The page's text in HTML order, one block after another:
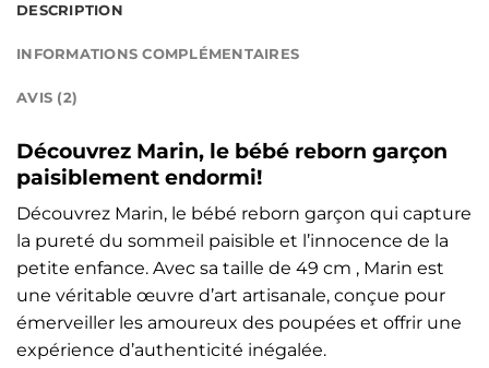
DESCRIPTION
INFORMATIONS COMPLÉMENTAIRES
AVIS (2)
Découvrez Marin, le bébé reborn garçon
paisiblement endormi!
Découvrez Marin, le bébé reborn garçon qui capture
la pureté du sommeil paisible et l’innocence de la
petite enfance. Avec sa taille de 49 cm , Marin est
une véritable œuvre d’art artisanale, conçue pour
émerveiller les amoureux des poupées et offrir une
expérience d’authenticité inégalée.